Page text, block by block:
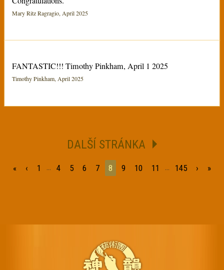
Mary Ritz Ragragio, April 2025
FANTASTIC!!! Timothy Pinkham, April 1 2025
Timothy Pinkham, April 2025
DALŠÍ STRÁNKA
« ‹ 1 ... 4 5 6 7 8 9 10 11 ... 145 › »